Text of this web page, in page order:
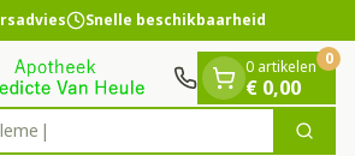
Snelle beschikbaarheid
Zoek
0 artikelen
€ 0,00
0